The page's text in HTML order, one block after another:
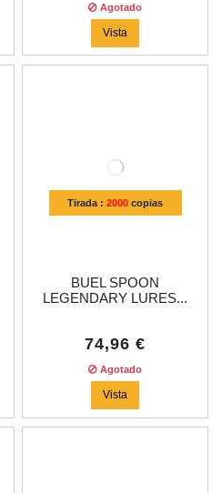
Agotado
Vista
Tirada :2000 copias
BUEL SPOON
LEGENDARY LURES...
74,96 €
Agotado
Vista